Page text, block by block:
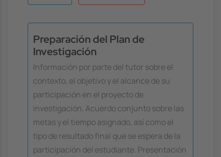
Preparación del Plan de
Investigación
Información por parte del tutor sobre el
contexto, el objetivo y el alcance de su
participación en el proyecto de
investigación. Acuerdo conjunto sobre las
metas y el tiempo asignado, así como el
tipo de resultado final que se espera de la
participación del estudiante. Presentación